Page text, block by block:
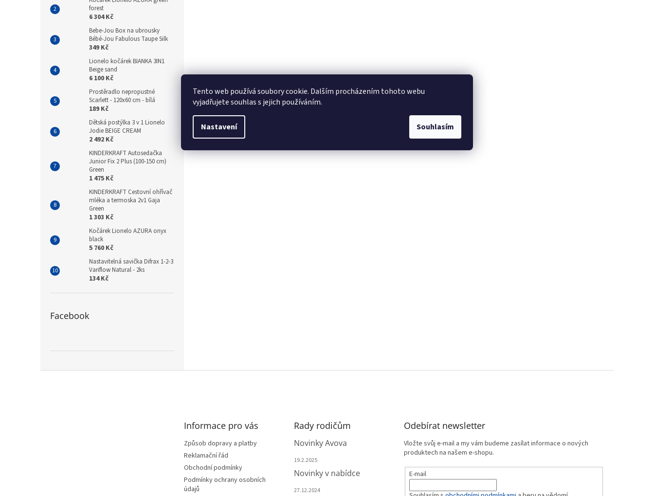
Tento web používá soubory cookie. Dalším procházením tohoto webu
vyjadřujete souhlas s jejich používáním.
Nastavení Souhlasím
forest
6 304 Kč
Bebe-Jou Box na ubrousky
Bébé-Jou Fabulous Taupe Silk
349 Kč
Lionelo kočárek BIANKA 3IN1
Beige sand
6 100 Kč
Prostěradlo nepropustné
Scarlett - 120x60 cm - bílá
189 Kč
Dětská postýlka 3 v 1 Lionelo
Jodie BEIGE CREAM
2 492 Kč
KINDERKRAFT Autosedačka
Junior Fix 2 Plus (100-150 cm)
Green
1 475 Kč
KINDERKRAFT Cestovní ohřívač
mléka a termoska 2v1 Gaja
Green
1 303 Kč
Kočárek Lionelo AZURA onyx
black
5 760 Kč
Nastavitelná savička Difrax 1-2-3
Variflow Natural - 2ks
134 Kč
Facebook
Informace pro vás
Způsob dopravy a platby
Reklamační řád
Obchodní podmínky
Podmínky ochrany osobních
údajů
Rady rodičům
Novinky Avova
19.2.2025
Novinky v nabídce
27.12.2024
Odebírat newsletter
Vložte svůj e-mail a my vám budeme zasílat informace o nových
produktech na našem e-shopu.
E-mail